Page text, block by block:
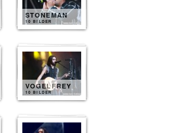
STONEMAN
10 BILDER
VOGELFREY
10 BILDER